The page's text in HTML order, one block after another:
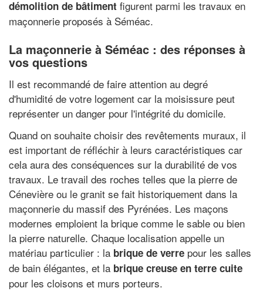
démolition de bâtiment figurent parmi les travaux en
maçonnerie proposés à Séméac.
La maçonnerie à Séméac : des réponses à
vos questions
Il est recommandé de faire attention au degré
d'humidité de votre logement car la moisissure peut
représenter un danger pour l'intégrité du domicile.
Quand on souhaite choisir des revêtements muraux, il
est important de réfléchir à leurs caractéristiques car
cela aura des conséquences sur la durabilité de vos
travaux. Le travail des roches telles que la pierre de
Cénevière ou le granit se fait historiquement dans la
maçonnerie du massif des Pyrénées. Les maçons
modernes emploient la brique comme le sable ou bien
la pierre naturelle. Chaque localisation appelle un
matériau particulier : la brique de verre pour les salles
de bain élégantes, et la brique creuse en terre cuite
pour les cloisons et murs porteurs.